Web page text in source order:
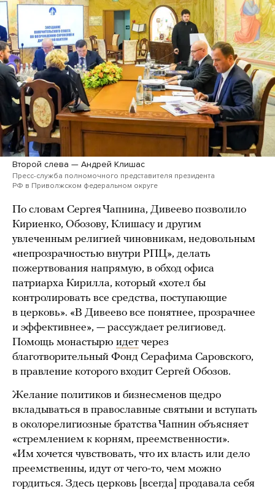
Второй слева — Андрей Клишас
Пресс-служба полномочного представителя президента
РФ в Приволжском федеральном округе
По словам Сергея Чапнина, Дивеево позволило
Кириенко, Обозову, Клишасу и другим
увлеченным религией чиновникам, недовольным
«непрозрачностью внутри РПЦ», делать
пожертвования напрямую, в обход офиса
патриарха Кирилла, который «хотел бы
контролировать все средства, поступающие
в церковь». «В Дивеево все понятнее, прозрачнее
и эффективнее», — рассуждает религиовед.
Помощь монастырю идет через
благотворительный Фонд Серафима Саровского,
в правление которого входит Сергей Обозов.
Желание политиков и бизнесменов щедро
вкладываться в православные святыни и вступать
в околорелигиозные братства Чапнин объясняет
«стремлением к корням, преемственности».
«Им хочется чувствовать, что их власть или дело
преемственны, идут от чего-то, чем можно
гордиться. Здесь церковь [всегда] продавала себя